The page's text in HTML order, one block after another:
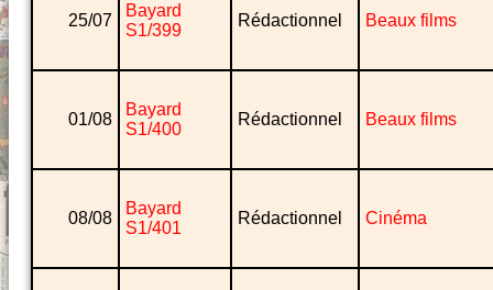
25/07
Bayard
S1/399
Rédactionnel Beaux films
01/08
Bayard
S1/400
Rédactionnel Beaux films
08/08
Bayard
S1/401
Rédactionnel Cinéma